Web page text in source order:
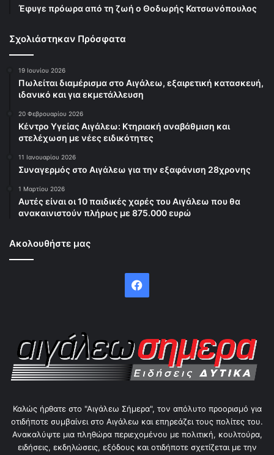
Έφυγε πρόωρα από τη ζωή ο Θοδωρής Κατσωνόπουλος
Σχολιάστηκαν Πρόσφατα
19 Ιουνίου 2026
Πωλείται διαμέρισμα στο Αιγάλεω, εξαιρετική κατασκευή,
ιδανικό και για εκμετάλλευση
20 Φεβρουαρίου 2026
Κέντρο Υγείας Αιγάλεω: Κτηριακή αναβάθμιση και
στελέχωση με νέες ειδικότητες
11 Ιανουαρίου 2026
Συναγερμός στο Αιγάλεω για την εξαφάνιση 28χρονης
1 Μαρτίου 2026
Αυτές είναι οι 10 παιδικές χαρές του Αιγάλεω που θα
ανακαινιστούν πλήρως με 875.000 ευρώ
Ακολουθήστε μας
Facebook
Καλώς ήρθατε στο "Αιγάλεω Σήμερα", τον απόλυτο προορισμό για
οτιδήποτε συμβαίνει στο Αιγάλεω και επηρεάζει τους πολίτες του.
Ανακαλύψτε μια πληθώρα περιεχομένου με πολιτική, κουλτούρα,
ειδήσεις, εκδηλώσεις, εξόδους και οτιδήποτε σχετίζεται με την